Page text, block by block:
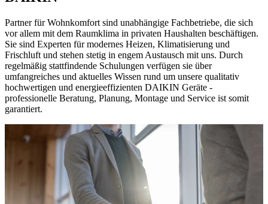
Partner für Wohnkomfort sind unabhängige Fachbetriebe, die sich
vor allem mit dem Raumklima in privaten Haushalten beschäftigen.
Sie sind Experten für modernes Heizen, Klimatisierung und
Frischluft und stehen stetig in engem Austausch mit uns. Durch
regelmäßig stattfindende Schulungen verfügen sie über
umfangreiches und aktuelles Wissen rund um unsere qualitativ
hochwertigen und energieeffizienten DAIKIN Geräte -
professionelle Beratung, Planung, Montage und Service ist somit
garantiert.